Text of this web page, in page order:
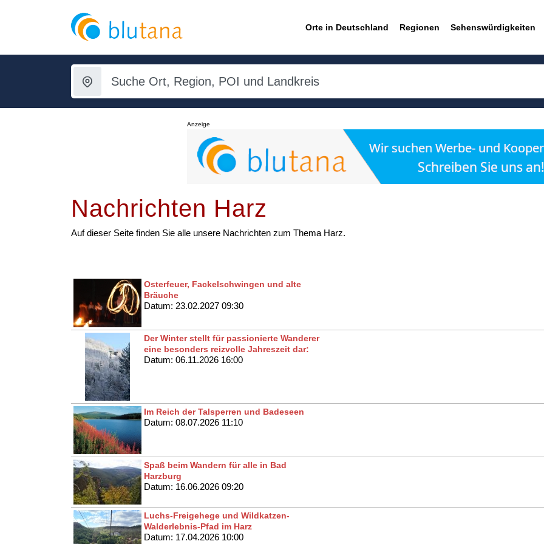
Orte in Deutschland Regionen Sehenswürdigkeiten
Anzeige
Nachrichten Harz
Auf dieser Seite finden Sie alle unsere Nachrichten zum Thema Harz.
Osterfeuer, Fackelschwingen und alte
Bräuche
Datum: 23.02.2027 09:30
Der Winter stellt für passionierte Wanderer
eine besonders reizvolle Jahreszeit dar:
Datum: 06.11.2026 16:00
Im Reich der Talsperren und Badeseen
Datum: 08.07.2026 11:10
Spaß beim Wandern für alle in Bad
Harzburg
Datum: 16.06.2026 09:20
Luchs-Freigehege und Wildkatzen-
Walderlebnis-Pfad im Harz
Datum: 17.04.2026 10:00